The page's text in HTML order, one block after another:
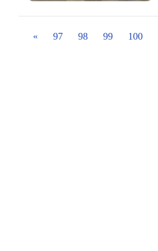
« 97 98 99 100